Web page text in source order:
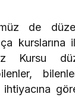
de
Kursu